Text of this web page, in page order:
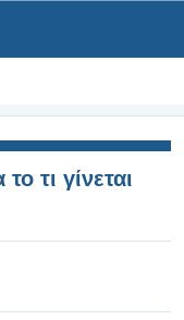
τι γίνεται